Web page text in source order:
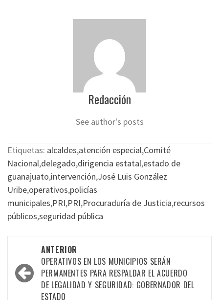
Redacción
See author's posts
Etiquetas: alcaldes,atención especial,Comité
Nacional,delegado,dirigencia estatal,estado de
guanajuato,intervención,José Luis González
Uribe,operativos,policías
municipales,PRI,PRI,Procuraduría de Justicia,recursos
públicos,seguridad pública
Navegación
por
las
ANTERIOR
OPERATIVOS EN LOS MUNICIPIOS SERÁN
PERMANENTES PARA RESPALDAR EL ACUERDO
DE LEGALIDAD Y SEGURIDAD: GOBERNADOR DEL
ESTADO